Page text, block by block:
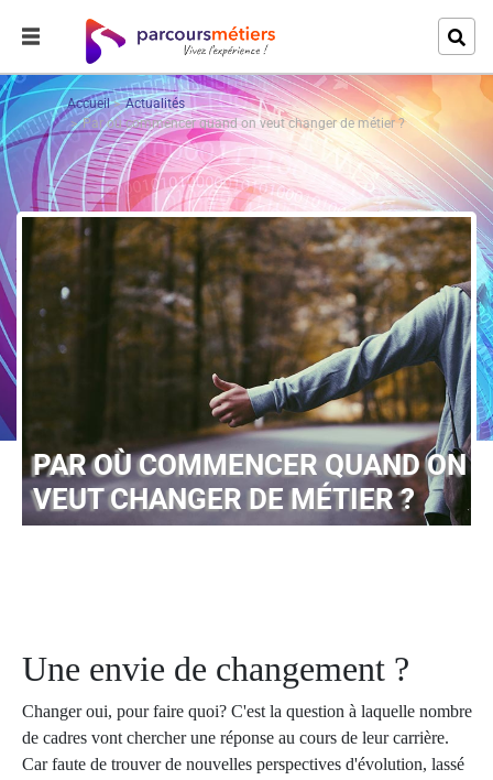
Accueil
Actualités
Par où commencer quand on veut changer de métier ?
PAR OÙ COMMENCER QUAND ON
VEUT CHANGER DE MÉTIER ?
Une envie de changement ?
Changer oui, pour faire quoi? C'est la question à laquelle nombre
de cadres vont chercher une réponse au cours de leur carrière.
Car faute de trouver de nouvelles perspectives d'évolution, lassé